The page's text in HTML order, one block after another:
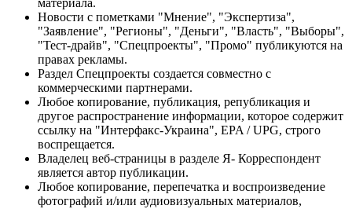
Новости с пометками "Мнение", "Экспертиза",
"Заявление", "Регионы", "Деньги", "Власть", "Выборы",
"Тест-драйв", "Спецпроекты", "Промо" публикуются на
правах рекламы.
Раздел Спецпроекты создается совместно с
коммерческими партнерами.
Любое копирование, публикация, републикация и
другое распространение информации, которое содержит
ссылку на "Интерфакс-Украина", EPA / UPG, строго
воспрещается.
Владелец веб-страницы в разделе Я- Корреспондент
является автор публикации.
Любое копирование, перепечатка и воспроизведение
фотографий и/или аудиовизуальных материалов,